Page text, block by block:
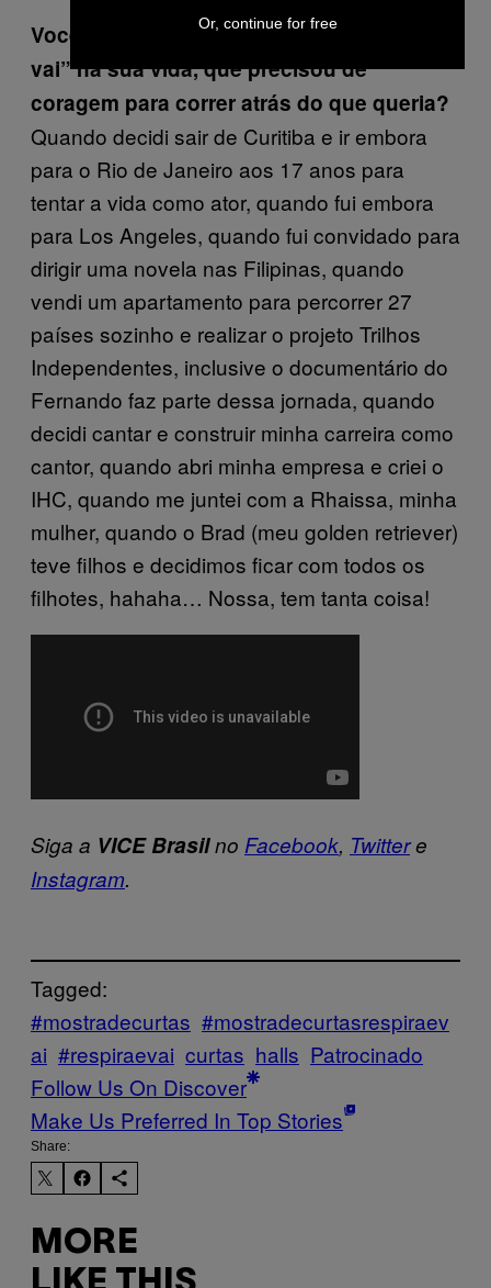
Você já teve uma experiência “respira e
vai” na sua vida, que precisou de
coragem para correr atrás do que queria?
Quando decidi sair de Curitiba e ir embora
para o Rio de Janeiro aos 17 anos para
tentar a vida como ator, quando fui embora
para Los Angeles, quando fui convidado para
dirigir uma novela nas Filipinas, quando
vendi um apartamento para percorrer 27
países sozinho e realizar o projeto Trilhos
Independentes, inclusive o documentário do
Fernando faz parte dessa jornada, quando
decidi cantar e construir minha carreira como
cantor, quando abri minha empresa e criei o
IHC, quando me juntei com a Rhaissa, minha
mulher, quando o Brad (meu golden retriever)
teve filhos e decidimos ficar com todos os
filhotes, hahaha… Nossa, tem tanta coisa!
Siga a VICE Brasilno Facebook, Twittere
Instagram.
Tagged:
#mostradecurtas #mostradecurtasrespiraev
ai #respiraevai curtas halls Patrocinado
Follow Us On Discover
Make Us Preferred In Top Stories
Share:
MORE
Or, continue for free